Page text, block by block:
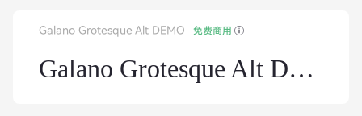
Galano Grotesque Alt DEMO 免费商用
Galano Grotesque Alt DEMO